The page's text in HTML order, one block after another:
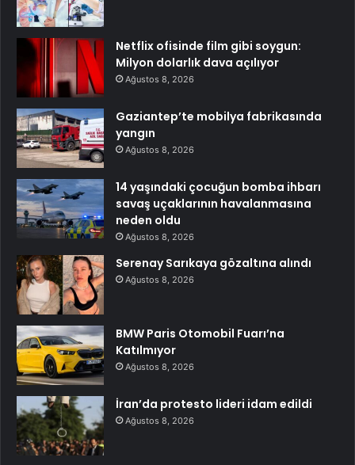
Netflix ofisinde film gibi soygun:
Milyon dolarlık dava açılıyor
Ağustos 8, 2026
Gaziantep’te mobilya fabrikasında
yangın
Ağustos 8, 2026
14 yaşındaki çocuğun bomba ihbarı
savaş uçaklarının havalanmasına
neden oldu
Ağustos 8, 2026
Serenay Sarıkaya gözaltına alındı
Ağustos 8, 2026
BMW Paris Otomobil Fuarı’na
Katılmıyor
Ağustos 8, 2026
İran’da protesto lideri idam edildi
Ağustos 8, 2026